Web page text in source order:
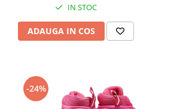
IN STOC
ADAUGA IN COS
-24%